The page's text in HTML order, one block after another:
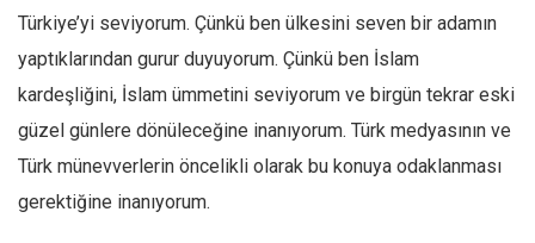
Türkiye’yi seviyorum. Çünkü ben ülkesini seven bir adamın
yaptıklarından gurur duyuyorum. Çünkü ben İslam
kardeşliğini, İslam ümmetini seviyorum ve birgün tekrar eski
güzel günlere dönüleceğine inanıyorum. Türk medyasının ve
Türk münevverlerin öncelikli olarak bu konuya odaklanması
gerektiğine inanıyorum.